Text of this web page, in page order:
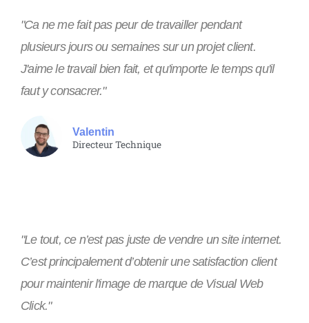
"Ca ne me fait pas peur de travailler pendant
plusieurs jours ou semaines sur un projet client.
J'aime le travail bien fait, et qu'importe le temps qu'il
faut y consacrer."
Valentin
Directeur Technique
"Le tout, ce n’est pas juste de vendre un site internet.
C’est principalement d’obtenir une satisfaction client
pour maintenir l'image de marque de Visual Web
Click."